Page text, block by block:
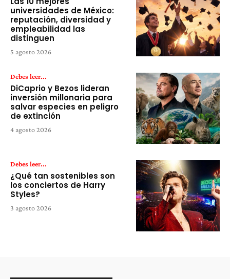
universidades de México:
reputación, diversidad y
empleabilidad las
distinguen
5 agosto 2026
Debes leer...
DiCaprio y Bezos lideran
inversión millonaria para
salvar especies en peligro
de extinción
4 agosto 2026
Debes leer...
¿Qué tan sostenibles son
los conciertos de Harry
Styles?
3 agosto 2026